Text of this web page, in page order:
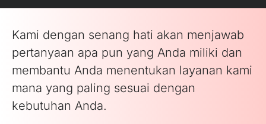
Kami dengan senang hati akan menjawab
pertanyaan apa pun yang Anda miliki dan
membantu Anda menentukan layanan kami
mana yang paling sesuai dengan
kebutuhan Anda.